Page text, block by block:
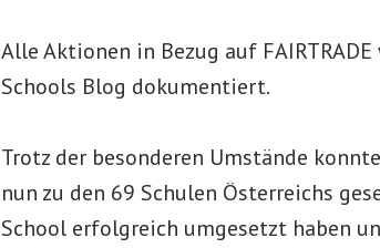
Alle Aktionen in Bezug auf
Schools Blog dokumentiert.
Trotz der besonderen Umstände
nun zu den 69 Schulen Österreichs
School erfolgreich umgesetzt haben